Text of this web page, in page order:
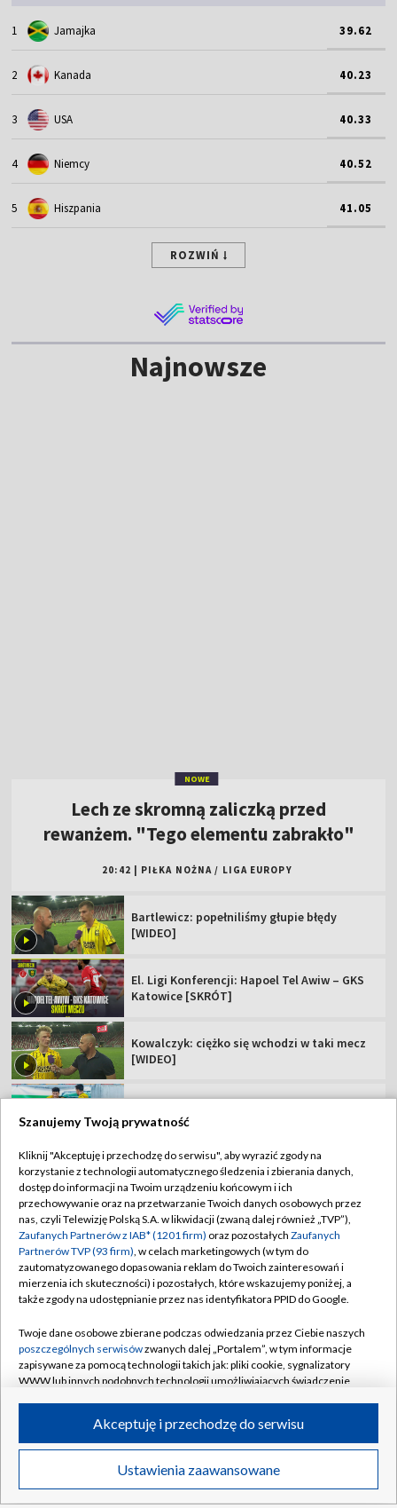
Transmisje Wideo
1 Jamajka 39.62
2 Kanada 40.23
3 USA 40.33
4 Niemcy 40.52
5 Hiszpania 41.05
ROZWIŃ
Najnowsze
[WIDEO]
El. Ligi Konferencji: Hapoel Tel Awiw – GKS
Katowice [SKRÓT]
Kowalczyk: ciężko się wchodzi w taki mecz
Popis skrzydłowego Jagi. "Dubletu nie
Zagrali potencjalni rywale Polaków. Jest
Polskie kluby w europejskich pucharach.
TVP
Abonament TVP
Sklep TVP
Biuro Reklamy
Oferta Handlowa
Emisja w TVP
Rada Programowa
Ogłoszenia przetargowe
Akademia Telewizyjna
Informacje o nadawcy
Centrum informacji TVP
Regulamin TVP
Polityka prywatności
Moje zgody
Biuro reklamy
Kanały
©2026 Telewizja Polska Spółka Akcyjna w likwidacji
Szanujemy Twoją prywatność
Kliknij "Akceptuję i przechodzę do serwisu", aby wyrazić zgody na
korzystanie z technologii automatycznego śledzenia i zbierania danych,
dostęp do informacji na Twoim urządzeniu końcowym i ich
przechowywanie oraz na przetwarzanie Twoich danych osobowych przez
nas, czyli Telewizję Polską S.A. w likwidacji (zwaną dalej również „TVP”),
Zaufanych Partnerów z IAB* (1201 firm) oraz pozostałych Zaufanych
Partnerów TVP (93 firm), w celach marketingowych (w tym do
zautomatyzowanego dopasowania reklam do Twoich zainteresowań i
mierzenia ich skuteczności) i pozostałych, które wskazujemy poniżej, a
także zgody na udostępnianie przez nas identyfikatora PPID do Google.
Twoje dane osobowe zbierane podczas odwiedzania przez Ciebie naszych
poszczególnych serwisówzwanych dalej „Portalem”, w tym informacje
zapisywane za pomocą technologii takich jak: pliki cookie, sygnalizatory
WWW lub innych podobnych technologii umożliwiających świadczenie
ruchu w Internecie.
Twoje dane osobowe zbierane podczas odwiedzania przez Ciebie
poszczególnych serwisówna Portalu, takie jak adresy IP, identyfikatory
Ustawienia zaawansowane
Akceptuję i przechodzę do serwisu